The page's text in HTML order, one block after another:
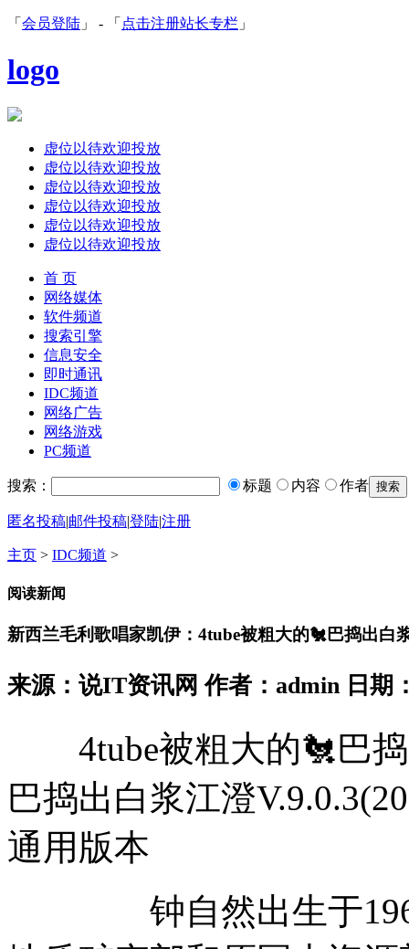
「 会员登陆 」 - 「 点击注册站长专栏 」
logo
虚位以待欢迎投放
虚位以待欢迎投放
虚位以待欢迎投放
虚位以待欢迎投放
虚位以待欢迎投放
虚位以待欢迎投放
首 页
网络媒体
软件频道
搜索引擎
信息安全
即时通讯
IDC频道
网络广告
网络游戏
PC频道
搜索： 标题 内容 作者
匿名投稿|邮件投稿|登陆|注册
主页 > IDC频道 >
阅读新闻
新西兰毛利歌唱家凯伊：4tube被粗大的🐔巴捣出白
来源：说IT资讯网 作者：admin 日期
4tube被粗大的🐔巴捣
巴捣出白浆江澄
通用版本
钟自然出生于1962